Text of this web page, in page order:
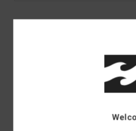
Maximale Bräune ist mit
Und auch sonst glänzt das
Vorzüge: der zu großen
angenehm auf der Haut und